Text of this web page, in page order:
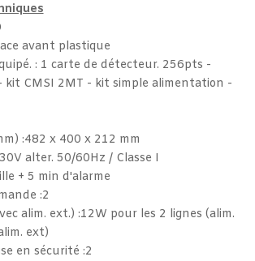
avant plastique
: 1 carte de détecteur. 256pts -
kit CMSI 2MT - kit simple alimentation -
:482 x 400 x 212 mm
alter. 50/60Hz / Classe I
+ 5 min d'alarme
:2
alim. ext.) :12W pour les 2 lignes (alim.
ext)
en sécurité :2